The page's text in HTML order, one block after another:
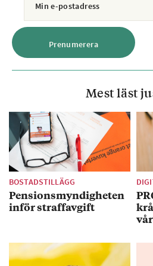
Mest läst
BOSTADSTILLÄGG
Pensionsmyndigheten
inför straffavgift